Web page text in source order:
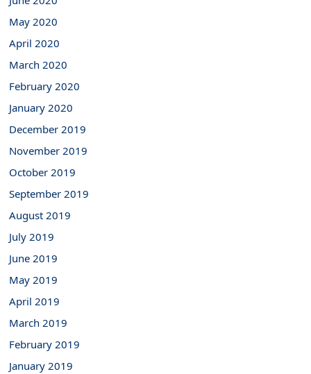
May 2020
April 2020
March 2020
February 2020
January 2020
December 2019
November 2019
October 2019
September 2019
August 2019
July 2019
June 2019
May 2019
April 2019
March 2019
February 2019
January 2019